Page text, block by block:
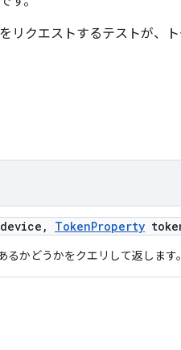
リクエストするテストが、
device , TokenProperty
かどうかをクエリして返します。